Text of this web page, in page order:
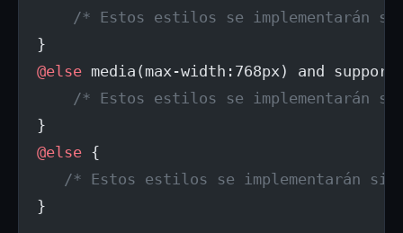
/* Estos estilos se implementarán
}
@else media(max-width:768px) and
/* Estos estilos se implementarán
}
@else {
/* Estos estilos se implementarán
}